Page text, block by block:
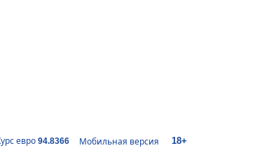
евро 94.8366 Мобильная версия 18+